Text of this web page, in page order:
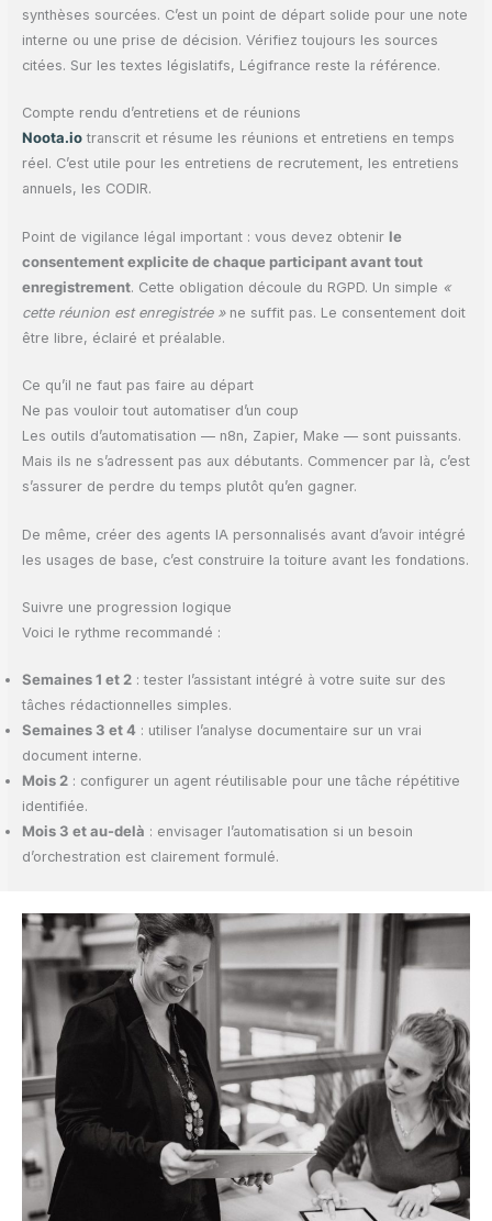
synthèses sourcées. C’est un point de départ solide pour une note
interne ou une prise de décision. Vérifiez toujours les sources
citées. Sur les textes législatifs, Légifrance reste la référence.
Compte rendu d’entretiens et de réunions
Noota.iotranscrit et résume les réunions et entretiens en temps
réel. C’est utile pour les entretiens de recrutement, les entretiens
annuels, les CODIR.
Point de vigilance légal important : vous devez obtenir le
consentement explicite de chaque participant avant tout
enregistrement. Cette obligation découle du RGPD. Un simple «
cette réunion est enregistrée »ne suffit pas. Le consentement doit
être libre, éclairé et préalable.
Ce qu’il ne faut pas faire au départ
Ne pas vouloir tout automatiser d’un coup
Les outils d’automatisation — n8n, Zapier, Make — sont puissants.
Mais ils ne s’adressent pas aux débutants. Commencer par là, c’est
s’assurer de perdre du temps plutôt qu’en gagner.
De même, créer des agents IA personnalisés avant d’avoir intégré
les usages de base, c’est construire la toiture avant les fondations.
Suivre une progression logique
Voici le rythme recommandé :
Semaines 1 et 2: tester l’assistant intégré à votre suite sur des
tâches rédactionnelles simples.
Semaines 3 et 4: utiliser l’analyse documentaire sur un vrai
document interne.
Mois 2: configurer un agent réutilisable pour une tâche répétitive
identifiée.
Mois 3 et au-delà : envisager l’automatisation si un besoin
d’orchestration est clairement formulé.